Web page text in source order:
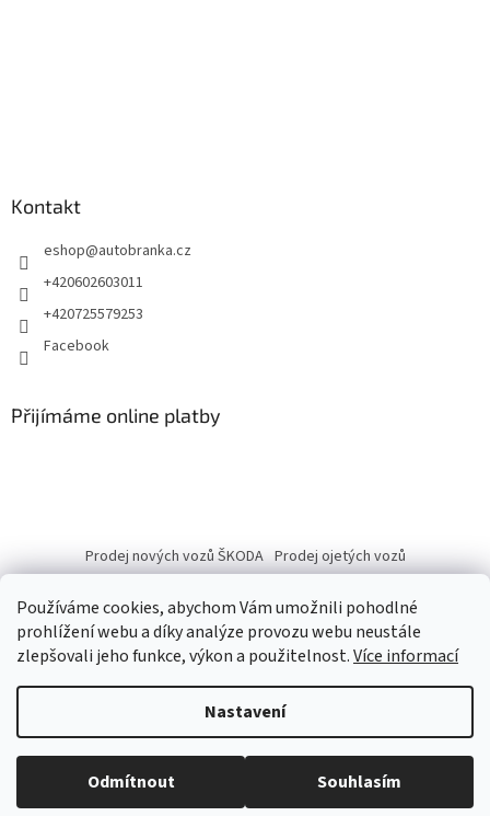
Používáme cookies, abychom Vám umožnili pohodlné
prohlížení webu a díky analýze provozu webu neustále
zlepšovali jeho funkce, výkon a použitelnost.Více informací
Nastavení
Odmítnout Souhlasím
Kontakt
eshop@autobranka.cz
+420602603011
+420725579253
Facebook
Přijímáme online platby
Prodej nových vozů ŠKODA Prodej ojetých vozů
Copyright 2026eshop.autobranka.cz. Všechna práva vyhrazena.
Upravit nastavení cookies